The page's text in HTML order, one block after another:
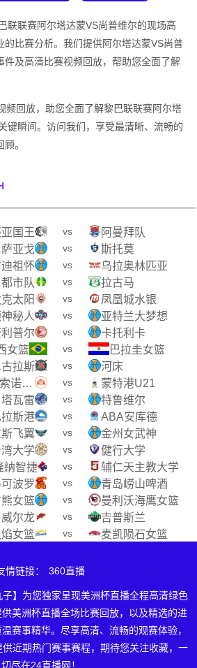
联联赛阿尔塔达蒙VS尚普维尔的现场高
的比赛分析。我们提供阿尔塔达蒙VS尚普
件及高清比赛视频回放，帮助您全面了解
频回放，助您全面了解黎巴联联赛阿尔塔
键瞬间。访问我们，享受最清晰、流畅的
。
国王 vs 阿曼拜队
萨亚戈 vs 斯托莫
祖怀 vs 乌拉奥林匹亚
都市队 vs 拉古马
太阳 vs 凤凰城水银
秘人 vs 亚特兰大梦想
普尔 vs 卡托利卡
女篮 vs 巴拉圭女篮
拉斯 vs 河床
埃斯帕诺洛索诺U21 vs 蒙特港U21
塔瓦雷 vs 特鲁维尔
拉斯港 vs ABA安库德
飞翼 vs 金州女武神
大学 vs 健行大学
納智捷 vs 辅仁天主教大学
波罗 vs 青岛崂山啤酒
女篮 vs 曼利沃海鹰女篮
尔龙 vs 吉普斯兰
女篮 vs 麦凯陨石女篮
情链接： 360直播
】为您独家呈现美洲杯直播全程高清绿色
美洲杯直播全场比赛回放，以及精选的进
赛事精华。尽享高清、流畅的观赛体验，
近期热门赛事赛程，期待您关注收藏，一
切尽在24直播网！